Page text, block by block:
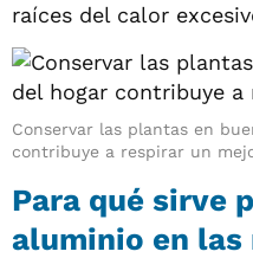
raíces del calor
Conservar las plantas en
contribuye a respirar un
Para qué sirve
aluminio en las